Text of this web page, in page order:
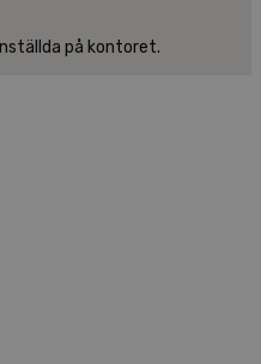
på kontoret.